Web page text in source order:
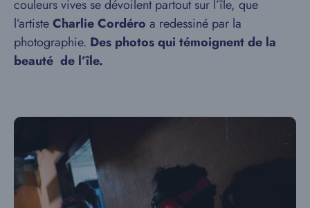
couleurs vives se dévoilent partout sur l’île, que
l’artisteCharlie Cordéro a redessiné par la
photographie. Des photos qui témoignent de la
beauté de l’île.